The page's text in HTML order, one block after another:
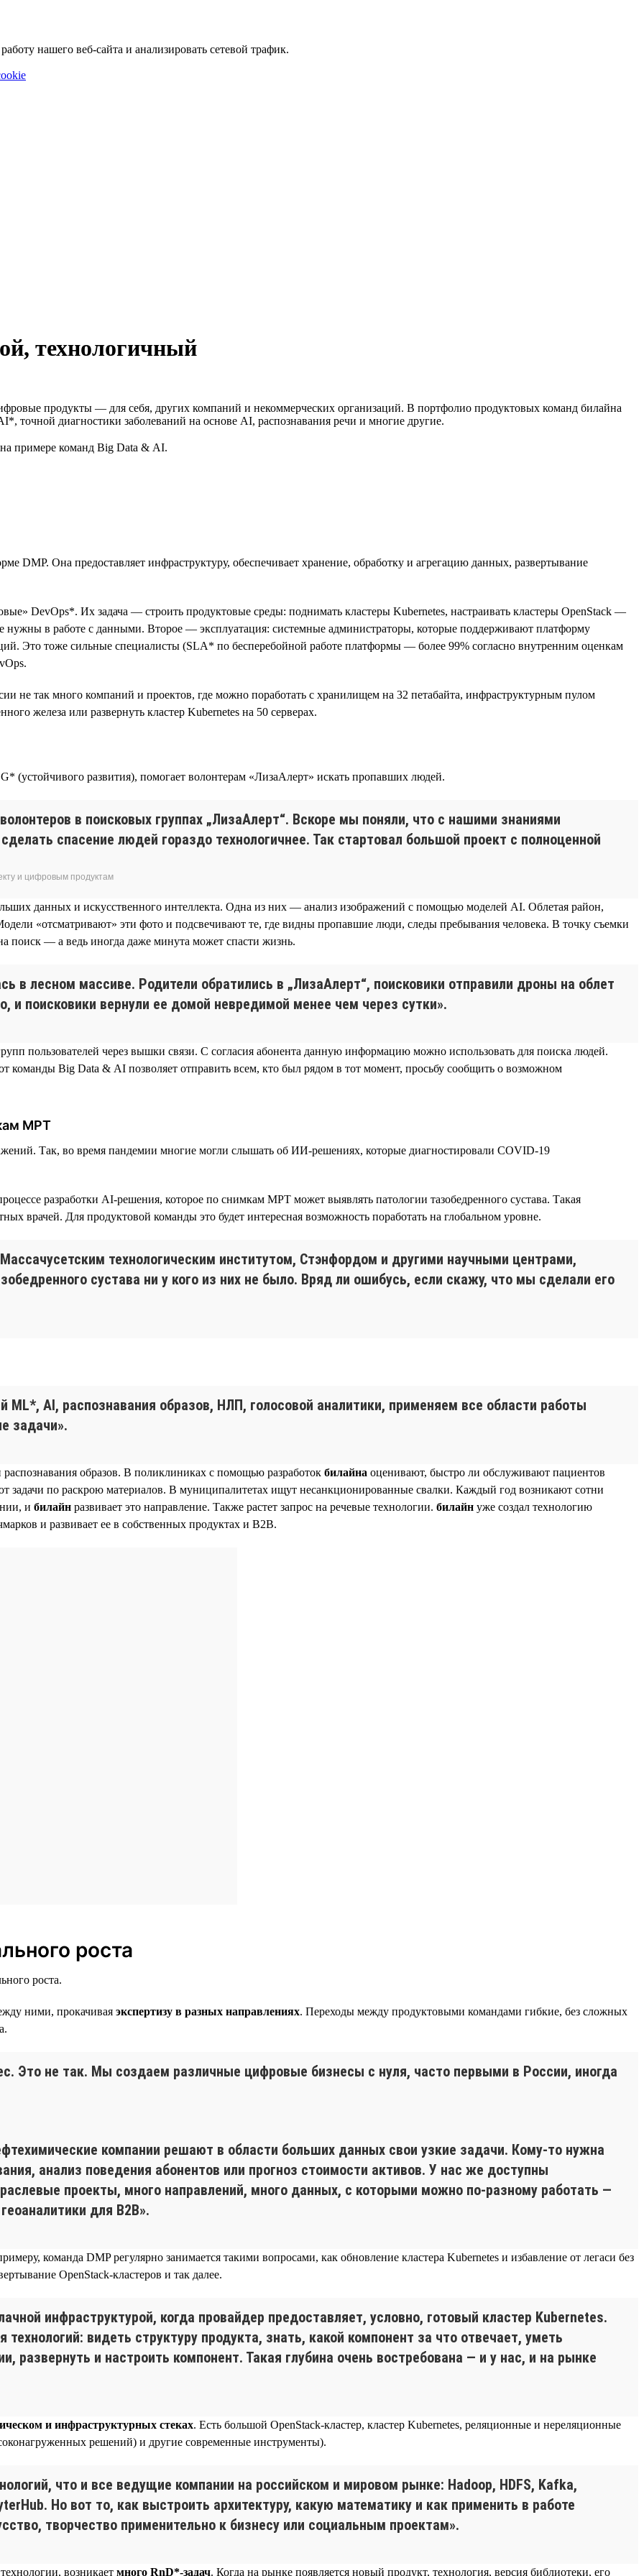
нашего веб-сайта и анализировать сетевой трафик.
технологичный
продукты — для себя, других компаний и некоммерческих организаций. В портфолио продуктовых команд билайна
точной диагностики заболеваний на основе AI, распознавания речи и многие другие.
на примере команд Big Data & AI.
DMP. Она предоставляет инфраструктуру, обеспечивает хранение, обработку и агрегацию данных, развертывание
DevOps*. Их задача — строить продуктовые среды: поднимать кластеры Kubernetes, настраивать кластеры OpenStack —
нужны в работе с данными. Второе — эксплуатация: системные администраторы, которые поддерживают платформу
Это тоже сильные специалисты (SLA* по бесперебойной работе платформы — более 99% согласно внутренним оценкам
не так много компаний и проектов, где можно поработать с хранилищем на 32 петабайта, инфраструктурным пулом
железа или развернуть кластер Kubernetes на 50 серверах.
(устойчивого развития), помогает волонтерам «ЛизаАлерт» искать пропавших людей.
в поисковых группах „ЛизаАлерт“. Вскоре мы поняли, что с нашими знаниями
спасение людей гораздо технологичнее. Так стартовал большой проект с полноценной
и цифровым продуктам
данных и искусственного интеллекта. Одна из них — анализ изображений с помощью моделей AI. Облетая район,
«отсматривают» эти фото и подсвечивают те, где видны пропавшие люди, следы пребывания человека. В точку съемки
поиск — а ведь иногда даже минута может спасти жизнь.
в лесном массиве. Родители обратились в „ЛизаАлерт“, поисковики отправили дроны на облет
поисковики вернули ее домой невредимой менее чем через сутки».
пользователей через вышки связи. C согласия абонента данную информацию можно использовать для поиска людей.
команды Big Data & AI позволяет отправить всем, кто был рядом в тот момент, просьбу сообщить о возможном
МРТ
Так, во время пандемии многие могли слышать об ИИ-решениях, которые диагностировали COVID-19
разработки AI-решения, которое по снимкам МРТ может выявлять патологии тазобедренного сустава. Такая
врачей. Для продуктовой команды это будет интересная возможность поработать на глобальном уровне.
технологическим институтом, Стэнфордом и другими научными центрами,
сустава ни у кого из них не было. Вряд ли ошибусь, если скажу, что мы сделали его
ML*, AI, распознавания образов, НЛП, голосовой аналитики, применяем все области работы
задачи».
образов. В поликлиниках с помощью разработок билайна оценивают, быстро ли обслуживают пациентов
задачи по раскрою материалов. В муниципалитетах ищут несанкционированные свалки. Каждый год возникают сотни
и билайн развивает это направление. Также растет запрос на речевые технологии. билайн уже создал технологию
и развивает ее в собственных продуктах и B2B.
роста
роста.
ними, прокачивая экспертизу в разных направлениях. Переходы между продуктовыми командами гибкие, без сложных
Это не так. Мы создаем различные цифровые бизнесы с нуля, часто первыми в России, иногда
компании решают в области больших данных свои узкие задачи. Кому-то нужна
анализ поведения абонентов или прогноз стоимости активов. У нас же доступны
проекты, много направлений, много данных, с которыми можно по-разному работать —
для B2B».
команда DMP регулярно занимается такими вопросами, как обновление кластера Kubernetes и избавление от легаси без
OpenStack-кластеров и так далее.
инфраструктурой, когда провайдер предоставляет, условно, готовый кластер Kubernetes.
видеть структуру продукта, знать, какой компонент за что отвечает, уметь
развернуть и настроить компонент. Такая глубина очень востребована — и у нас, и на рынке
и инфраструктурных стеках. Есть большой OpenStack-кластер, кластер Kubernetes, реляционные и нереляционные
решений) и другие современные инструменты).
что и все ведущие компании на российском и мировом рынке: Hadoop, HDFS, Kafka,
Но вот то, как выстроить архитектуру, какую математику и как применить в работе
творчество применительно к бизнесу или социальным проектам».
возникает много RnD*-задач. Когда на рынке появляется новый продукт, технология, версия библиотеки, его